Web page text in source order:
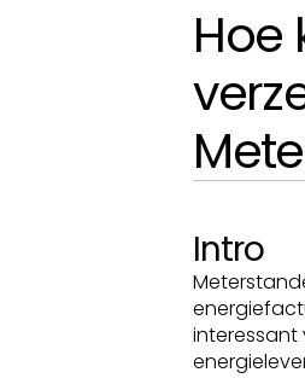
Hoe
Intro
interessant